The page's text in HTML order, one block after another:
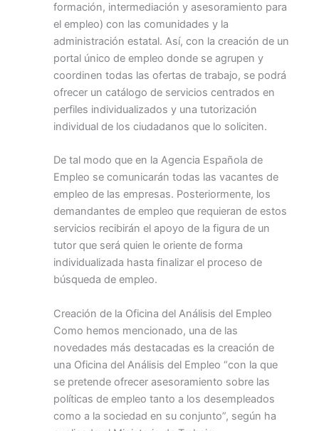
formación, intermediación y asesoramiento para
el empleo) con las comunidades y la
administración estatal. Así, con la creación de un
portal único de empleo donde se agrupen y
coordinen todas las ofertas de trabajo, se podrá
ofrecer un catálogo de servicios centrados en
perfiles individualizados y una tutorización
individual de los ciudadanos que lo soliciten.
De tal modo que en la Agencia Española de
Empleo se comunicarán todas las vacantes de
empleo de las empresas. Posteriormente, los
demandantes de empleo que requieran de estos
servicios recibirán el apoyo de la figura de un
tutor que será quien le oriente de forma
individualizada hasta finalizar el proceso de
búsqueda de empleo.
Creación de la Oficina del Análisis del Empleo
Como hemos mencionado, una de las
novedades más destacadas es la creación de
una Oficina del Análisis del Empleo “con la que
se pretende ofrecer asesoramiento sobre las
políticas de empleo tanto a los desempleados
como a la sociedad en su conjunto”, según ha